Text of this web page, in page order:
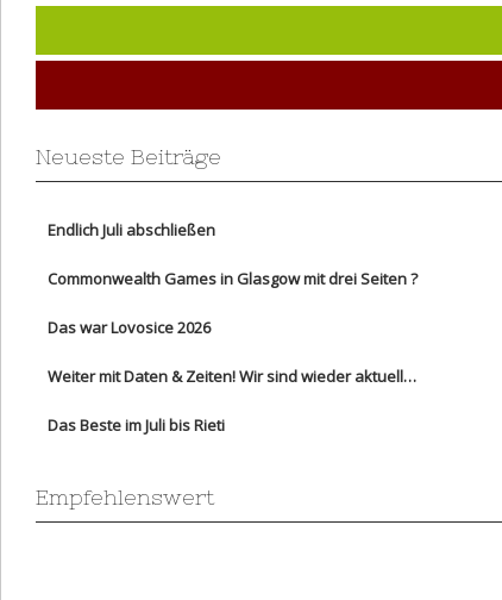
Neueste Beiträge
Endlich Juli abschließen
Commonwealth Games in Glasgow mit drei Seiten ?
Das war Lovosice 2026
Weiter mit Daten & Zeiten! Wir sind wieder aktuell…
Das Beste im Juli bis Rieti
Empfehlenswert